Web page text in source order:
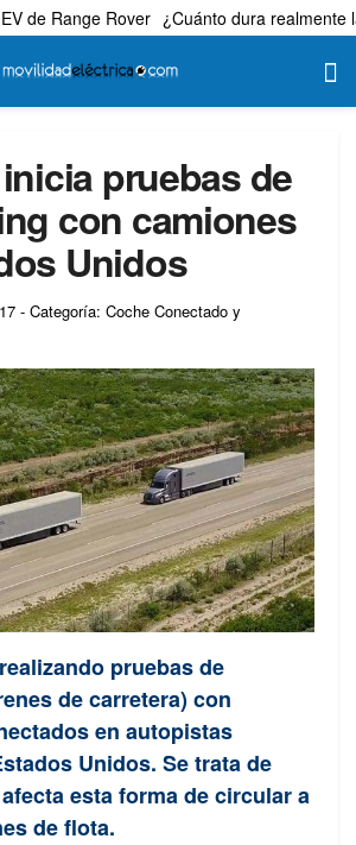
de Range Rover ¿Cuánto dura realmente
pruebas de
con camiones
Unidos
- Categoría: Coche Conectado y
pruebas de
de carretera) con
en autopistas
Unidos. Se trata de
esta forma de circular a
de flota.